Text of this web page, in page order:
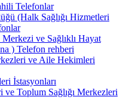
Telefonlar
(Halk Sağlığı Hizmetleri
ve Sağlıklı Hayat
) Telefon rehberi
ve Aile Hekimleri
İstasyonları
Toplum Sağlığı Merkezleri